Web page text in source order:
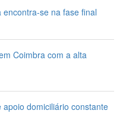
se na fase final
Coimbra com a alta
domiciliário constante